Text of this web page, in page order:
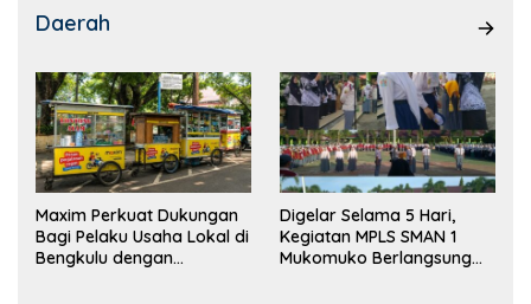
Daerah
Maxim Perkuat Dukungan
Bagi Pelaku Usaha Lokal di
Bengkulu dengan
Digelar Selama 5 Hari,
Kegiatan MPLS SMAN 1
Mukomuko Berlangsung